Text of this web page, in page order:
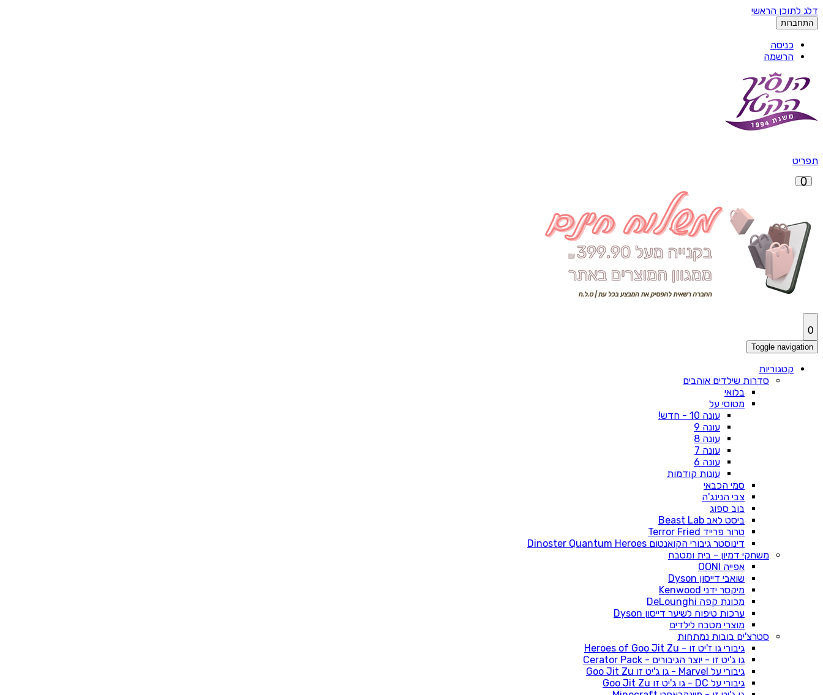
דלג לתוכן הראשי
התחברות
כניסה
הרשמה
תפריט
0
0
Toggle navigation
קטגוריות
סדרות שילדים אוהבים
בלואי
מטוסי על
עונה 10 - חדש!
עונה 9
עונה 8
עונה 7
עונה 6
עונות קודמות
סמי הכבאי
צבי הנינג'ה
בוב ספוג
ביסט לאב Beast Lab
טרור פרייד Terror Fried
דינוסטר גיבורי הקואנטום Dinoster Quantum Heroes
משחקי דמיון - בית ומטבח
אפייה OONI
שואבי דייסון Dyson
מיקסר ידני Kenwood
מכונת קפה DeLounghi
ערכות טיפוח לשיער דייסון Dyson
מוצרי מטבח לילדים
סטרצ'ים בובות נמתחות
גיבורי גו ז'יט זו - Heroes of Goo Jit Zu
גו ג'יט זו - יוצר הגיבורים - Cerator Pack
גיבורי על Marvel - גו ג'יט זו Goo Jit Zu
גיבורי על DC - גו ג'יט זו Goo Jit Zu